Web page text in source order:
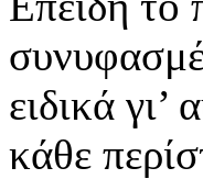
ειδικά
κάθε